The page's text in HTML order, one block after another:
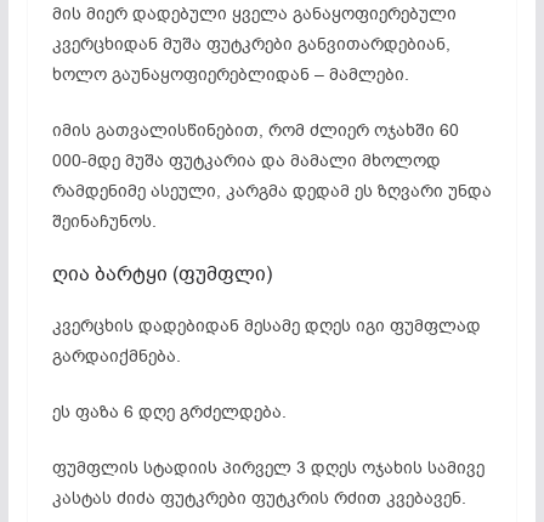
მის მიერ დადებული ყველა განაყოფიერებული
კვერცხიდან მუშა ფუტკრები განვითარდებიან,
ხოლო გაუნაყოფიერებლიდან – მამლები.
იმის გათვალისწინებით, რომ ძლიერ ოჯახში 60
000-მდე მუშა ფუტკარია და მამალი მხოლოდ
რამდენიმე ასეული, კარგმა დედამ ეს ზღვარი უნდა
შეინაჩუნოს.
ღია ბარტყი (ფუმფლი)
კვერცხის დადებიდან მესამე დღეს იგი ფუმფლად
გარდაიქმნება.
ეს ფაზა 6 დღე გრძელდება.
ფუმფლის სტადიის პირველ 3 დღეს ოჯახის სამივე
კასტას ძიძა ფუტკრები ფუტკრის რძით კვებავენ.